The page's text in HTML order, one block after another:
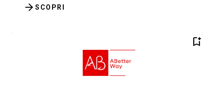
SCOPRI
arrow_forward
bookmark_add